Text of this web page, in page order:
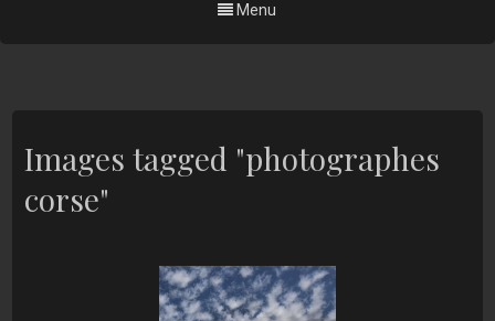
Menu
Images tagged "photographes
corse"